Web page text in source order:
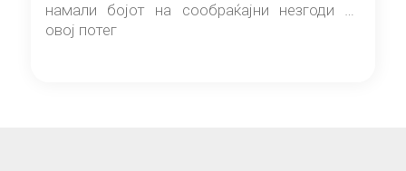
намали бојот на сообраќајни незгоди на
овој потег